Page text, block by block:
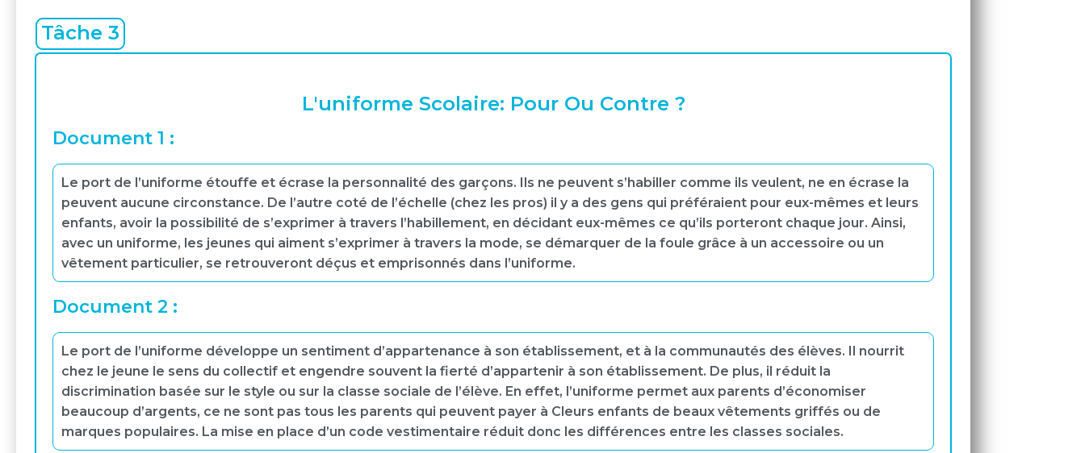
Tâche 3
L'uniforme Scolaire: Pour Ou Contre ?
Document 1 :
Le port de l’uniforme étouffe et écrase la personnalité des garçons. Ils ne peuvent s’habiller comme ils veulent, ne en écrase la
peuvent aucune circonstance. De l’autre coté de l’échelle (chez les pros) il y a des gens qui préféraient pour eux-mêmes et leurs
enfants, avoir la possibilité de s’exprimer à travers l’habillement, en décidant eux-mêmes ce qu’ils porteront chaque jour. Ainsi,
avec un uniforme, les jeunes qui aiment s’exprimer à travers la mode, se démarquer de la foule grâce à un accessoire ou un
vêtement particulier, se retrouveront déçus et emprisonnés dans l’uniforme.
Document 2 :
Le port de l’uniforme développe un sentiment d’appartenance à son établissement, et à la communautés des élèves. Il nourrit
chez le jeune le sens du collectif et engendre souvent la fierté d’appartenir à son établissement. De plus, il réduit la
discrimination basée sur le style ou sur la classe sociale de l’élève. En effet, l’uniforme permet aux parents d’économiser
beaucoup d’argents, ce ne sont pas tous les parents qui peuvent payer à Cleurs enfants de beaux vêtements griffés ou de
marques populaires. La mise en place d’un code vestimentaire réduit donc les différences entre les classes sociales.